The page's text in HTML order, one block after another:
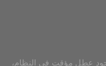
عطل مؤقت في النظام،